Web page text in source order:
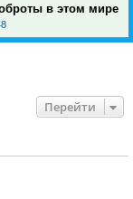
в этом мире
Перейти